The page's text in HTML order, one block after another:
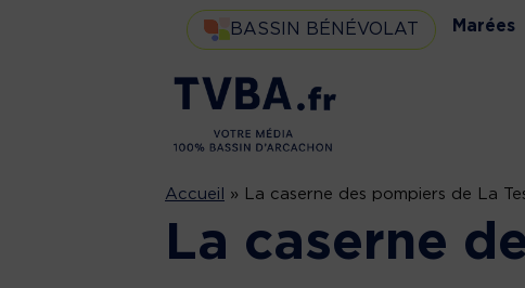
BASSIN BÉNÉVOLAT Marées
Accueil » La caserne des pompiers de La
La caserne